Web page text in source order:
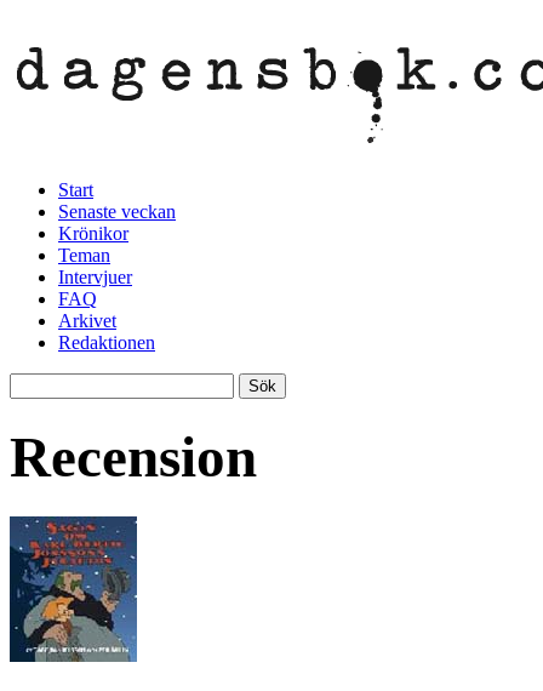
Start
Senaste veckan
Krönikor
Teman
Intervjuer
FAQ
Arkivet
Redaktionen
Recension